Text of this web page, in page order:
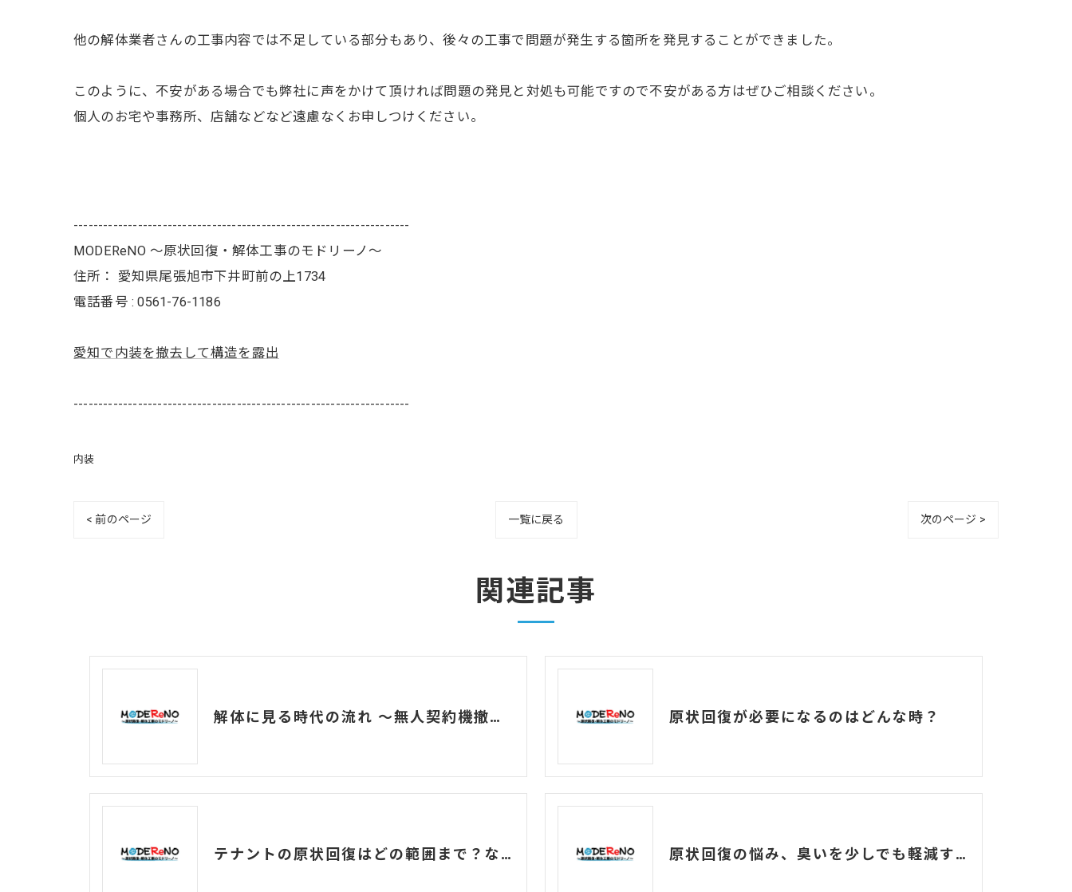
他の解体業者さんの工事内容では不足している部分もあり、後々の工事で問題が発生する箇所を発見することができました。
このように、不安がある場合でも弊社に声をかけて頂ければ問題の発見と対処も可能ですので不安がある方はぜひご相談ください。
個人のお宅や事務所、店舗などなど遠慮なくお申しつけください。
--------------------------------------------------------------------
MODEReNO ～原状回復・解体工事のモドリーノ～
住所： 愛知県尾張旭市下井町前の上1734
電話番号 :0561-76-1186
愛知で内装を撤去して構造を露出
--------------------------------------------------------------------
内装
< 前のページ 一覧に戻る 次のページ >
関連記事
解体に見る時代の流れ ～無人契約機撤去の背景とは？ 原状回復が必要になるのはどんな時？
テナントの原状回復はどの範囲まで？なぜ原状回復が必要なのか？ 原状回復の悩み、臭いを少しでも軽減する方法は？